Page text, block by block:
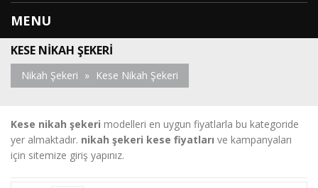
MENU
Nikah Şekeri » Kese Nikah Şekeri
KESE NIKAH ŞEKERI
Kese nikah şekeri modelleri en uygun fiyatlarla bu kategoride
yer almaktadır. nikah şekeri kese fiyatları ve kampanyaları
için sitemize giriş yapınız.